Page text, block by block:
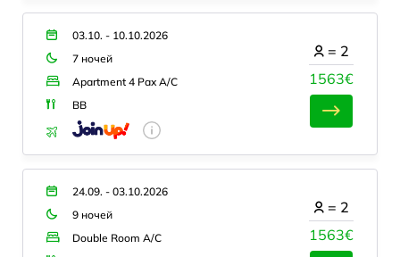
03.10. - 10.10.2026
7 ночей
Apartment 4 Pax A/C
BB
1563€
= 2
24.09. - 03.10.2026
9 ночей
Double Room A/C
1563€
= 2